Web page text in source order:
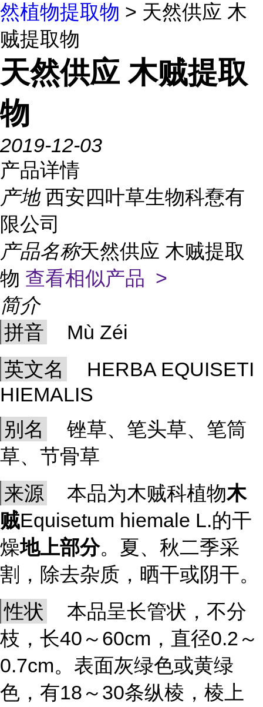
然植物提取物 > 天然供应 木
贼提取物
天然供应 木贼提取
物
2019-12-03
产品详情
产地 西安四叶草生物科憃有
限公司
产品名称天然供应 木贼提取
物 查看相似产品 >
简介
拼音
Mù Zéi
英文名
HERBA EQUISETI
HIEMALIS
别名
锉草、笔头草、笔筒
草、节骨草
来源
本品为木贼科植物木
贼Equisetum hiemale L.的干
燥地上部分。夏、秋二季采
割，除去杂质，晒干或阴干。
性状
本品呈长管状，不分
枝，长40～60cm，直径0.2～
0.7cm。表面灰绿色或黄绿
色，有18～30条纵棱，棱上